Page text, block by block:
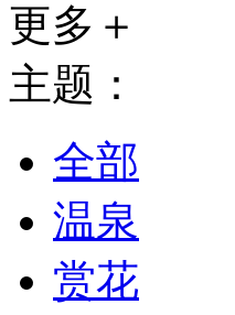
更多＋
主题：
全部
温泉
赏花